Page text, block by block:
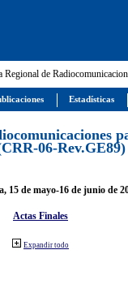
Regional de
06-Rev.GE89)
15 de mayo-16 de junio de
Actas Finales
Expandir todo
Estadísticas